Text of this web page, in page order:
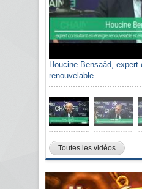
Houcine Bensaâd,
renouvelable
Toutes les vidéos